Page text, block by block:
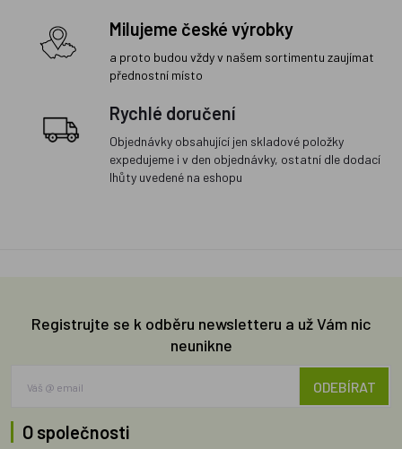
Milujeme české výrobky
a proto budou vždy v našem sortimentu zaujímat
přednostní místo
Rychlé doručení
Objednávky obsahující jen skladové položky
expedujeme i v den objednávky, ostatní dle dodací
lhůty uvedené na eshopu
Registrujte se k odběru newsletteru a už Vám nic
neunikne
ODEBÍRAT
O společnosti